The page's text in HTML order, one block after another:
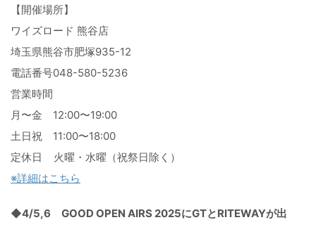
【開催場所】
ワイズロード 熊谷店
埼玉県熊谷市肥塚935-12
電話番号048-580-5236
営業時間
月〜金 12:00〜19:00
土日祝 11:00〜18:00
定休日 火曜・水曜（祝祭日除く）
※詳細はこちら
◆4/5,6 GOOD OPEN AIRS 2025にGTとRITEWAYが出